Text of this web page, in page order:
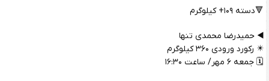
🔻دسته ۱۰۹+ کیلوگرم
◀️ حمیدرضا محمدی تنها
✴️ رکورد ورودی ۳۶۰ کیلوگرم
🗓️ جمعه ۶ مهر/ ساعت ۱۶:۳۰